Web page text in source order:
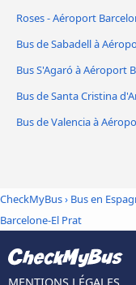
Roses - Aéroport
Bus de Sabadell à
Bus S'Agaró à Aéroport
Bus de Santa Cristina
Bus de Valencia à
CheckMyBus› Bus en
Barcelone-El Prat